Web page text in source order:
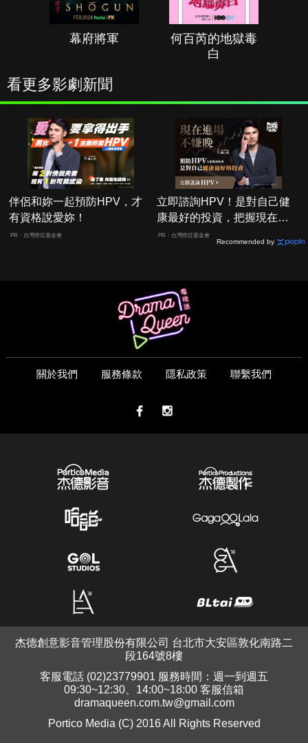
幕府將軍
何百芮的地獄毒
白
看更多影劇新聞
伴侶和妳一起預防HPV，才
有資格說愛妳！
PR・台灣癌症基金會
立即諮詢HPV！是對自己健
康最好的投資，把握現在不
嫌晚！
PR・台灣癌症基金會
Recommended by
關於我們 服務條款 隱私政策 聯繫我們
杰德創意影音管理股份有限公司 台北市大安區敦化南路二
段164號8樓
客服電話 (02)23779901 服務時間：週一到週五
09:30~12:30、14:00~18:00 客服信箱
dramaqueen.com.tw@gmail.com
Portico Media (C) 2016 All Rights Reserved